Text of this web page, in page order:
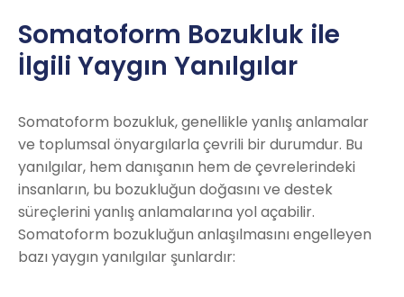
Somatoform Bozukluk ile
İlgili Yaygın Yanılgılar
Somatoform bozukluk, genellikle yanlış anlamalar
ve toplumsal önyargılarla çevrili bir durumdur. Bu
yanılgılar, hem danışanın hem de çevrelerindeki
insanların, bu bozukluğun doğasını ve destek
süreçlerini yanlış anlamalarına yol açabilir.
Somatoform bozukluğun anlaşılmasını engelleyen
bazı yaygın yanılgılar şunlardır: